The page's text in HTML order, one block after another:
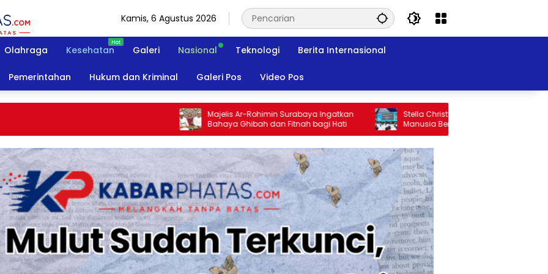
Kamis, 6 Agustus 2026
Olahraga Kesehatan Galeri Nasional Teknologi Berita Internasional
Pemerintahan Hukum dan Kriminal Galeri Pos Video Pos
Majelis Ar-Rohimin Surabaya Ingatkan
Bahaya Ghibah dan Fitnah bagi Hati
Stella Christie: AI Tak Bisa Gantikan Cara
Manusia Berpikir Kritis